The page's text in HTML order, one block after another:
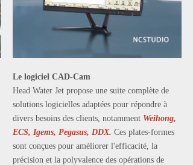
Le logiciel CAD-Cam
Head Water Jet propose une suite complète de
solutions logicielles adaptées pour répondre à
divers besoins des clients, notamment Weihong,
ECS, Igems, Pegasus, DDX. Ces plates-formes
sont conçues pour améliorer l'efficacité, la
précision et la polyvalence des opérations de